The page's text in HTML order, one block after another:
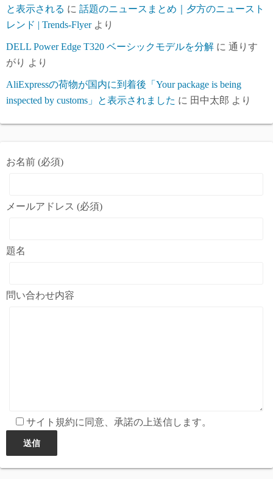
と表示される に 話題のニュースまとめ｜夕方のニュースト
レンド | Trends-Flyerより
DELL Power Edge T320 ベーシックモデルを分解 に 通りす
がり より
AliExpressの荷物が国内に到着後「Your package is being
inspected by customs」と表示されました に 田中太郎 より
お名前 (必須)
メールアドレス (必須)
題名
問い合わせ内容
サイト規約に同意、承諾の上送信します。